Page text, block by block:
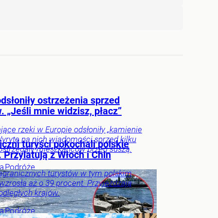
ostrzeżenia sprzed
„Jeśli mnie widzisz, płacz”
rzeki w Europie odsłoniły „kamienie
na nich wiadomości sprzed kilku
mieszkańców przed suszą.
Podróże
turyści pokochali polskie
z Włoch i Chin
turystów w tym polskim
aż o 39 procent. Przyjeżdżają
krajów.
Podróże